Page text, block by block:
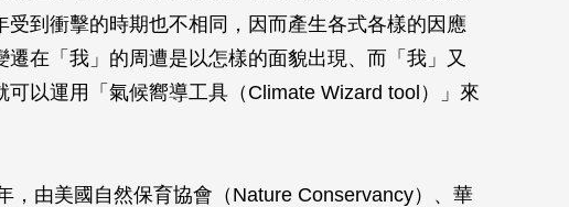
到衝擊的時期也不相同，因而產生各式各樣的因應
在「我」的周遭是以怎樣的面貌出現、而「我」又
以運用「氣候嚮導工具（Climate Wizard tool）」來
，由美國自然保育協會（Nature Conservancy）、華